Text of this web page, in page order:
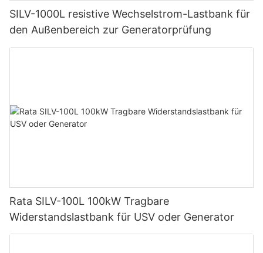
SILV-1000L resistive Wechselstrom-Lastbank für
den Außenbereich zur Generatorprüfung
Rata SILV-100L 100kW Tragbare
Widerstandslastbank für USV oder Generator